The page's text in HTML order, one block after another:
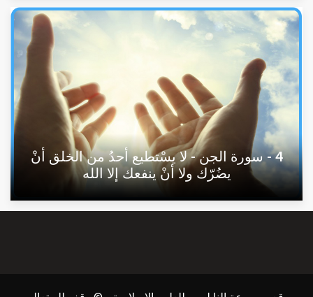
4 - سورة الجن - لا يسْتطيع أحدُ من الخلق أنْ
يضُرّك ولا أنْ ينفعك إلا الله